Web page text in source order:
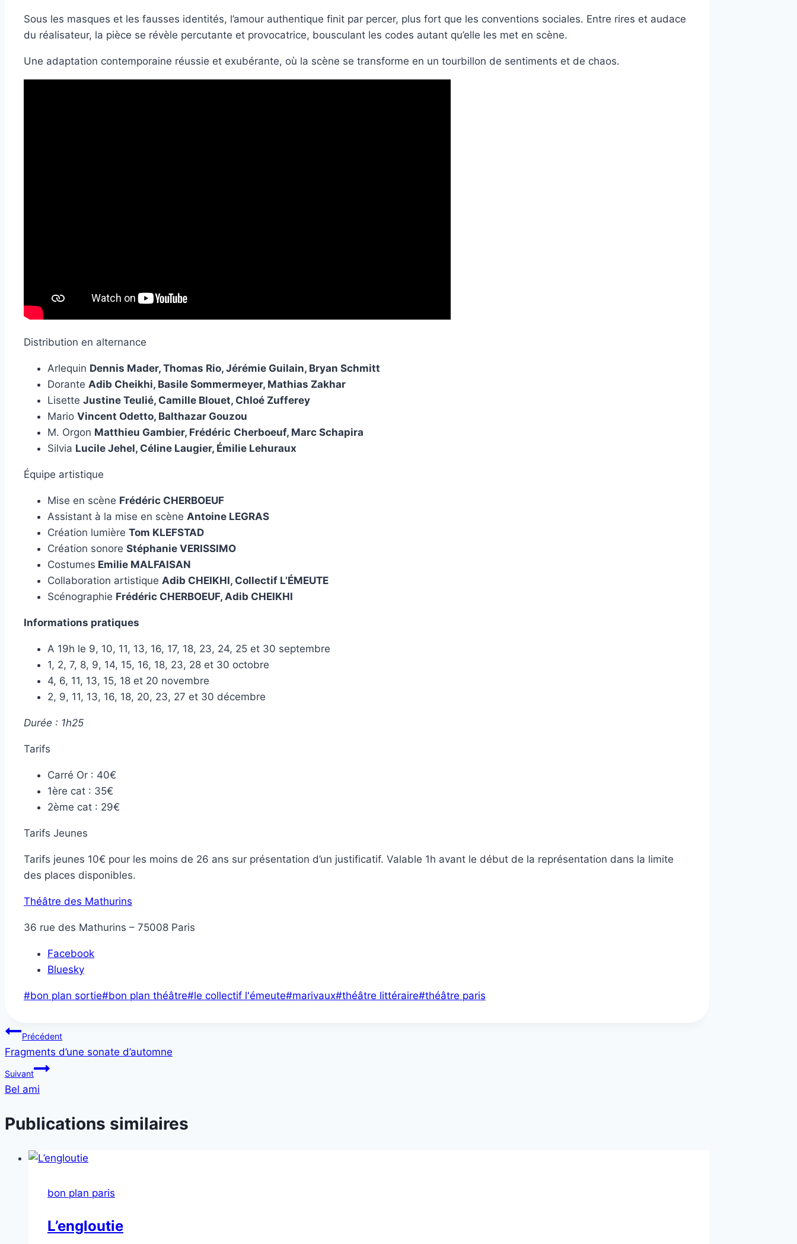
Sous les masques et les fausses identités, l’amour authentique finit par percer, plus fort que les conventions sociales. Entre rires et audace
du réalisateur, la pièce se révèle percutante et provocatrice, bousculant les codes autant qu’elle les met en scène.
Une adaptation contemporaine réussie et exubérante, où la scène se transforme en un tourbillon de sentiments et de chaos.
Distribution en alternance
Arlequin Dennis Mader, Thomas Rio, Jérémie Guilain, Bryan Schmitt
Dorante Adib Cheikhi, Basile Sommermeyer, Mathias Zakhar
Lisette Justine Teulié, Camille Blouet, Chloé Zufferey
Mario Vincent Odetto, Balthazar Gouzou
M. Orgon Matthieu Gambier, Frédéric Cherboeuf, Marc Schapira
Silvia Lucile Jehel, Céline Laugier, Émilie Lehuraux
Équipe artistique
Mise en scène Frédéric CHERBOEUF
Assistant à la mise en scène Antoine LEGRAS
Création lumière Tom KLEFSTAD
Création sonore Stéphanie VERISSIMO
Costumes Emilie MALFAISAN
Collaboration artistique Adib CHEIKHI, Collectif L’ÉMEUTE
Scénographie Frédéric CHERBOEUF, Adib CHEIKHI
Informations pratiques
A 19h le 9, 10, 11, 13, 16, 17, 18, 23, 24, 25 et 30 septembre
1, 2, 7, 8, 9, 14, 15, 16, 18, 23, 28 et 30 octobre
4, 6, 11, 13, 15, 18 et 20 novembre
2, 9, 11, 13, 16, 18, 20, 23, 27 et 30 décembre
Durée : 1h25
Tarifs
Carré Or : 40€
1ère cat : 35€
2ème cat : 29€
Tarifs Jeunes
Tarifs jeunes 10€ pour les moins de 26 ans sur présentation d’un justificatif. Valable 1h avant le début de la représentation dans la limite
des places disponibles.
Théâtre des Mathurins
36 rue des Mathurins – 75008 Paris
Partager
"Le
de
l’amour
du
hasard"
Facebook
Bluesky
Étiquettes
publication :
#bon plan sortie#bon plan théâtre#le collectif l'émeute#marivaux#théâtre littéraire#théâtre paris
Navigation
de
l’article
Précédent
Fragments d’une sonate d’automne
Suivant
Bel ami
Publications similaires
bon plan paris
L’engloutie